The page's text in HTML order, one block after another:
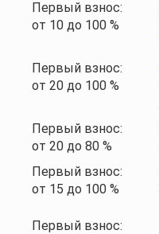
Первый взнос:
от 10до 100%
Первый взнос:
от 20до 100%
Первый взнос:
от 20до 80%
Первый взнос:
от 15 до 100%
Первый взнос: